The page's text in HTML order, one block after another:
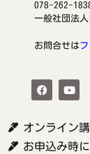
078-262-
一般社団法
お問合せは
オンライン
お申込み時